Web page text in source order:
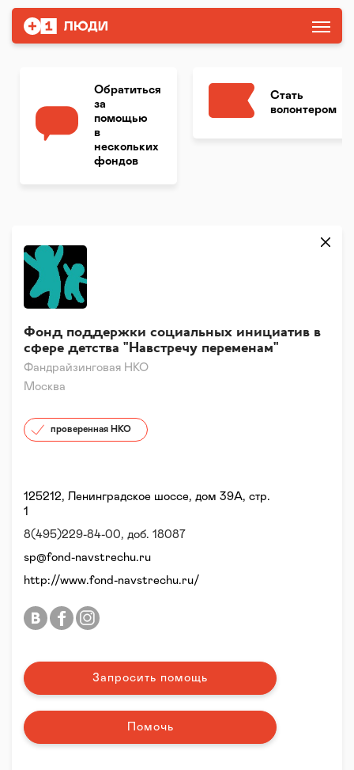
Обратиться
за
помощью
в
нескольких
фондов
Стать
волонтером
Фандрайзинговая НКО
Фонд поддержки социальных инициатив в
сфере детства "Навстречу переменам"
Москва
проверенная НКО
125212, Ленинградское шоссе, дом 39А, стр.
1
8(495)229-84-00, доб. 18087
sp@fond-navstrechu.ru
http://www.fond-navstrechu.ru/
Запросить помощь
Помочь